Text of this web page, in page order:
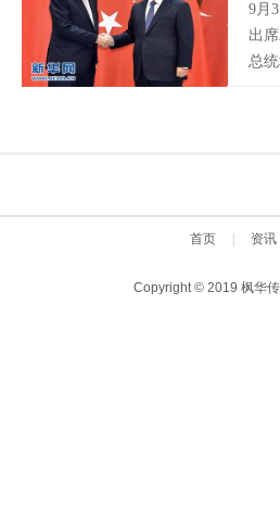
9月
出
总
首页 资讯
Copyright © 2019 枫华